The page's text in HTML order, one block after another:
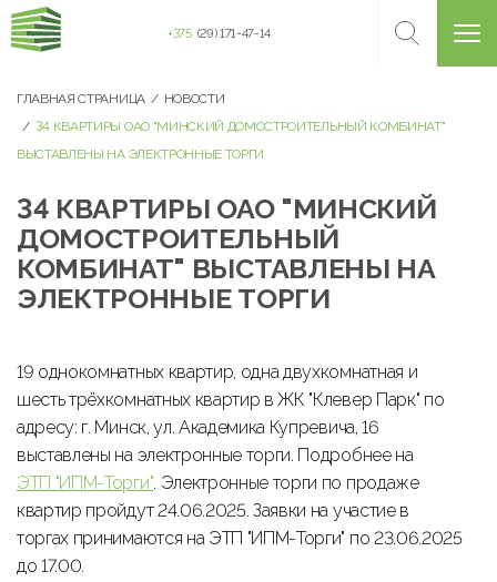
+375 (29) 171-47-14
ГЛАВНАЯ СТРАНИЦА
НОВОСТИ
34 КВАРТИРЫ ОАО "МИНСКИЙ ДОМОСТРОИТЕЛЬНЫЙ КОМБИНАТ"
ВЫСТАВЛЕНЫ НА ЭЛЕКТРОННЫЕ ТОРГИ
34 КВАРТИРЫ ОАО "МИНСКИЙ
ДОМОСТРОИТЕЛЬНЫЙ
КОМБИНАТ" ВЫСТАВЛЕНЫ НА
ЭЛЕКТРОННЫЕ ТОРГИ
19 однокомнатных квартир, одна двухкомнатная и
шесть трёхкомнатных квартир в ЖК "Клевер Парк" по
адресу: г. Минск, ул. Академика Купревича, 16
выставлены на электронные торги. Подробнее на
ЭТП "ИПМ-Торги". Электронные торги по продаже
квартир пройдут 24.06.2025. Заявки на участие в
торгах принимаются на ЭТП "ИПМ-Торги" по 23.06.2025
до 17.00.